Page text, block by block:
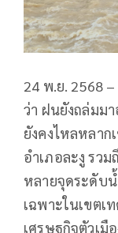
24 พ.ย. 2568
ว่า ฝนยังถล่มม
ยังคงไหลหลาก
อำเภอละงู รวม
หลายจุดระดับน้
เฉพาะในเขตเ
เศรษฐกิจตัวเมื